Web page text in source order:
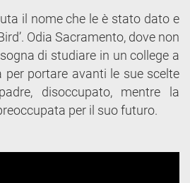
il nome che le è stato dato e
Odia Sacramento, dove non
di studiare in un college a
per portare avanti le sue scelte
disoccupato, mentre la
per il suo futuro.